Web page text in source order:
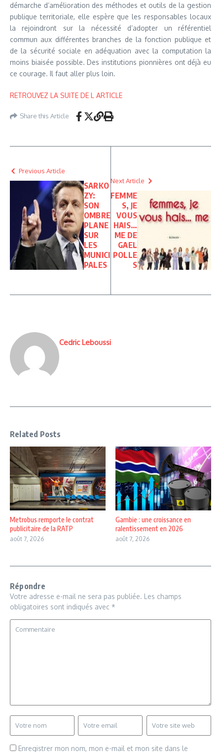
démarche d’amélioration des méthodes et outils de la gestion
publique territoriale, elle espère que les responsables locaux
la rejoindront sur la nécessité d’adopter un référentiel
commun aux différentes branches de la fonction publique et
de la sécurité sociale en adéquation avec la computation la
moins biaisée possible. Des institutions pionnières ont déjà eu
ce courage. Il faut aller plus loin.
RETROUVEZ LA SUITE DE L ARTICLE
Share this Article
Previous Article
SARKO
ZY:
SON
OMBRE
PLANE
SUR
LES
MUNICI
PALES
Next Article
FEMME
S, JE
VOUS
HAIS…
ME DE
GAEL
POLLE
S
Cedric Leboussi
Related Posts
Metrobus remporte le contrat
publicitaire de la RATP
août 7, 2026
Gambie : une croissance en
ralentissement en 2026
août 7, 2026
Répondre
Votre adresse e-mail ne sera pas publiée. Les champs
obligatoires sont indiqués avec *
Enregistrer mon nom, mon e-mail et mon site dans le